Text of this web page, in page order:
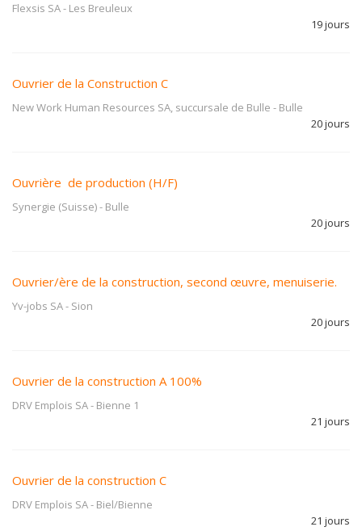
Flexsis SA- Les Breuleux
19 jours
Ouvrier de la Construction C
New Work Human Resources SA, succursale de Bulle - Bulle
20 jours
Ouvrière de production (H/F)
Synergie (Suisse)- Bulle
20 jours
Ouvrier/ère de la construction, second œuvre, menuiserie.
Yv-jobs SA- Sion
20 jours
Ouvrier de la construction A 100%
DRV Emplois SA- Bienne 1
21 jours
Ouvrier de la construction C
DRV Emplois SA- Biel/Bienne
21 jours